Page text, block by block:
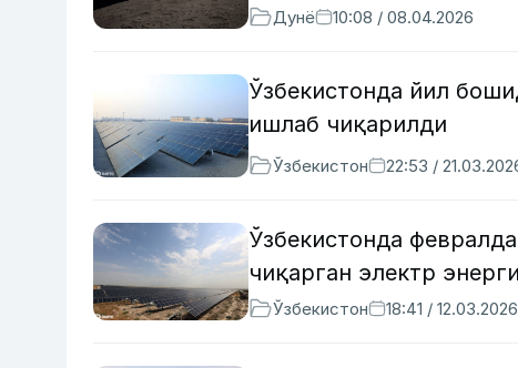
Дунё 10:08 / 08.04.2026
Ўзбекистонда йил
ишлаб чиқарилди
Ўзбекистон 22:53 /
Ўзбекистонда
чиқарган электр
Ўзбекистон 18:41 / 12.03.2026